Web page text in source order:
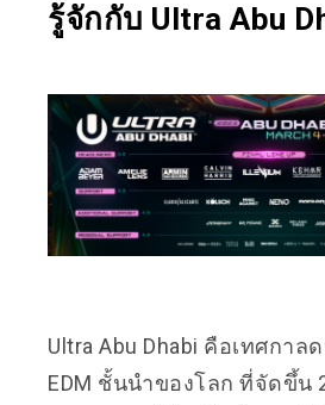
รู้จักกับ Ultra Abu
Ultra Abu Dhabi คือเทศกาล
EDM ชั้นนำของโลก ที่จัดขึ้น